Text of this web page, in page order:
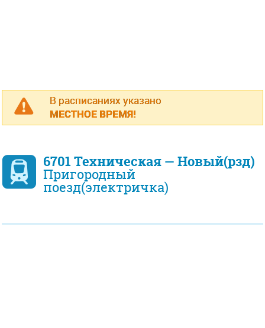
В расписаниях указано
МЕСТНОЕ ВРЕМЯ!
6701 Техническая — Новый(рзд)
Пригородный
поезд(электричка)